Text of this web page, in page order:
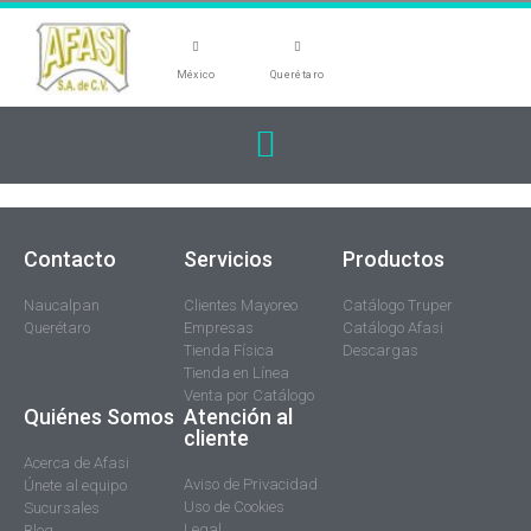
México Querétaro
Contacto
Naucalpan
Querétaro
Servicios
Clientes Mayoreo
Empresas
Tienda Física
Tienda en Línea
Venta por Catálogo
Productos
Catálogo Truper
Catálogo Afasi
Descargas
Quiénes Somos
Acerca de Afasi
Únete al equipo
Sucursales
Atención al
cliente
Aviso de Privacidad
Uso de Cookies